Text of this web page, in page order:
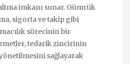
imkanı sunar. Gümrük
sigorta ve takip gibi
sürecinin bir
tedarik zincirinin
sağlayarak